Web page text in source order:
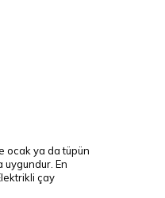
ocak ya da tüpün
uygundur. En
çay